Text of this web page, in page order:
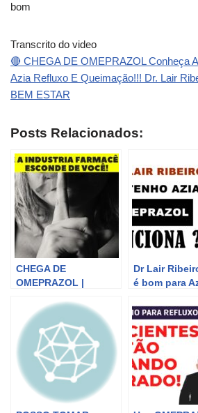
bom
Transcrito do video
🔴 CHEGA DE OMEPRAZOL Conheça
Azia Refluxo E Queimação!!! Dr. Lair
BEM ESTAR
Posts Relacionados:
CHEGA DE
OMEPRAZOL |
E Queimação Nunca
Mais – Cura Natural
TV
Dr Lair
é bom para
para Azia é